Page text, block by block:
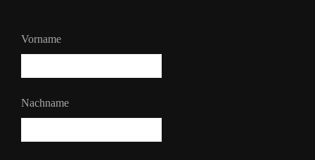
Vorname
Nachname